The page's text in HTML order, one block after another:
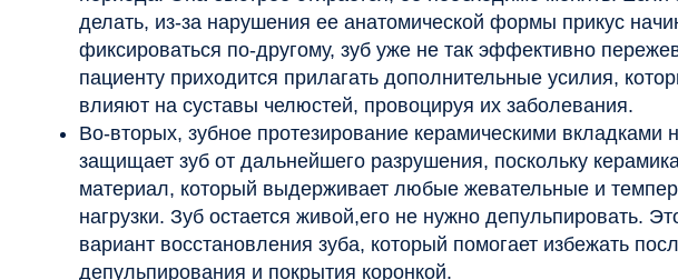
изготовления они делятся на металлические (сплав кобальта и хрома),
керамические, циркониевые и композитные. В связи с этим, плюсы и минусы
вкладок в стоматологии – различны. Врач совместно с пациентом принимает
решение о выборе конструкции из того или иного материала, руководствуясь
особенностями каждого клинического случая в отдельности.
Керамические